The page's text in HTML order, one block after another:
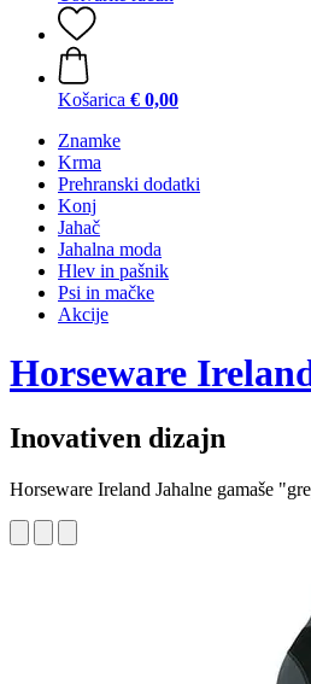
Košarica € 0,00
Znamke
Krma
Prehranski dodatki
Konj
Jahač
Jahalna moda
Hlev in pašnik
Psi in mačke
Akcije
Horseware
Inovativen dizajn
Horseware Ireland Jahalne gamaše